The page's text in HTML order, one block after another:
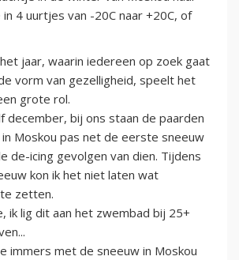
4 uurtjes van -20C naar +20C, of
jaar, waarin iedereen op zoek gaat
vorm van gezelligheid, speelt het
grote rol.
december, bij ons staan de paarden
Moskou pas net de eerste sneeuw
de-icing gevolgen van dien. Tijdens
kon ik het niet laten wat
zetten.
ik lig dit aan het zwembad bij 25+
immers met de sneeuw in Moskou